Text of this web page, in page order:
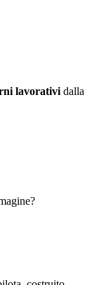
lavorativi dalla